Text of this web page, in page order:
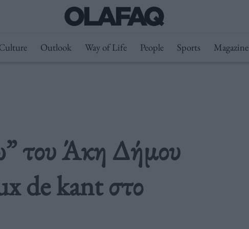
Outlook Way of Life People Sports Magazine
του Άκη Δήμου
de kant στο